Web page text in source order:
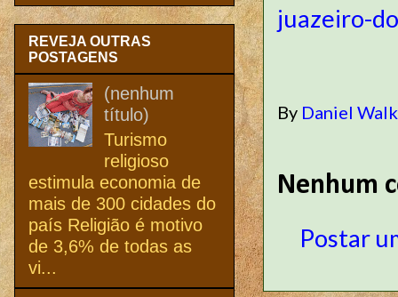
juazeiro-
By Daniel
Nenhum
Postar
REVEJA OUTRAS
POSTAGENS
(nenhum
título)
Turismo
religioso
estimula economia de
mais de 300 cidades do
país Religião é motivo
de 3,6% de todas as
vi...